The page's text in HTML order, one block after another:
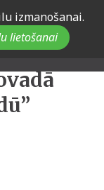
izmanošanai.
lietošanai